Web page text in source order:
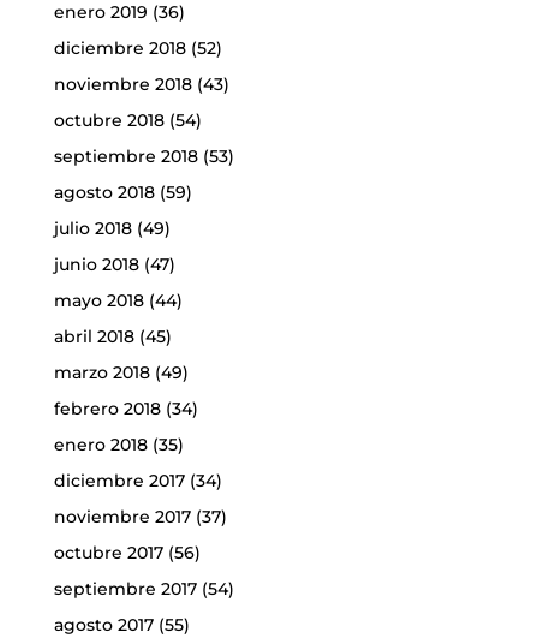
enero 2019 (36)
diciembre 2018(52)
noviembre 2018(43)
octubre 2018(54)
septiembre 2018(53)
agosto 2018(59)
julio 2018(49)
junio 2018(47)
mayo 2018(44)
abril 2018(45)
marzo 2018(49)
febrero 2018(34)
enero 2018(35)
diciembre 2017(34)
noviembre 2017(37)
octubre 2017(56)
septiembre 2017(54)
agosto 2017(55)